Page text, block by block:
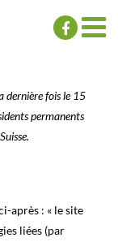
dernière fois le 15
permanents
après : « le site
liées (par